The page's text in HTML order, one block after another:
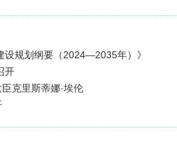
规划纲要（2024—2035年）》
开
克里斯蒂娜·埃伦